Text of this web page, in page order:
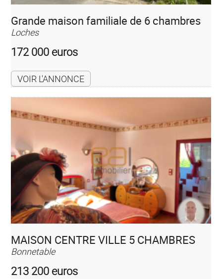
Grande maison familiale de 6 chambres
Loches
172 000 euros
VOIR L'ANNONCE
MAISON CENTRE VILLE 5 CHAMBRES
Bonnetable
213 200 euros